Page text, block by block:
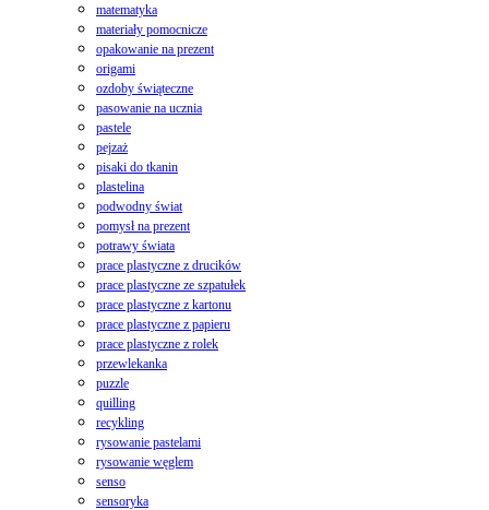
matematyka
materiały pomocnicze
opakowanie na prezent
origami
ozdoby świąteczne
pasowanie na ucznia
pastele
pejzaż
pisaki do tkanin
plastelina
podwodny świat
pomysł na prezent
potrawy świata
prace plastyczne z drucików
prace plastyczne ze szpatułek
prace plastyczne z kartonu
prace plastyczne z papieru
prace plastyczne z rolek
przewlekanka
puzzle
quilling
recykling
rysowanie pastelami
rysowanie węglem
senso
sensoryka